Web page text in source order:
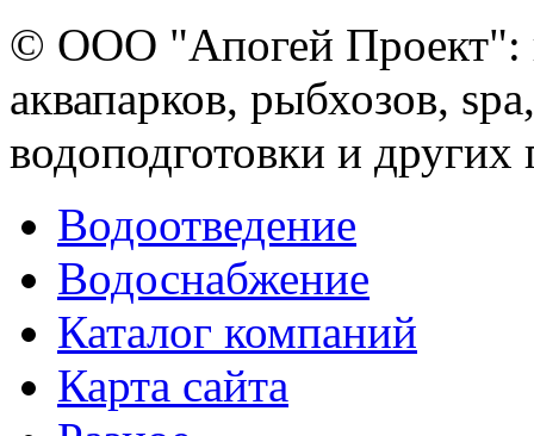
© ООО "Апогей Проект":
аквапарков, рыбхозов,
водоподготовки и
Водоотведение
Водоснабжение
Каталог компаний
Карта сайта